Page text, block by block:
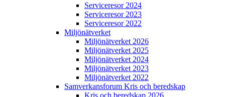
Serviceresor 2024
Serviceresor 2023
Serviceresor 2022
Miljö­nätverket
Miljö­nätverket 2026
Miljö­nätverket 2025
Miljö­nätverket 2024
Miljö­nätverket 2023
Miljö­nätverket 2022
Samverkans­forum Kris och beredskap
Kris och beredskap 2026